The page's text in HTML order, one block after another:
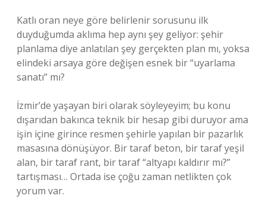
Katlı oran neye göre belirlenir sorusunu ilk
duyduğumda aklıma hep aynı şey geliyor: şehir
planlama diye anlatılan şey gerçekten plan mı, yoksa
elindeki arsaya göre değişen esnek bir “uyarlama
sanatı” mı?
İzmir’de yaşayan biri olarak söyleyeyim; bu konu
dışarıdan bakınca teknik bir hesap gibi duruyor ama
işin içine girince resmen şehirle yapılan bir pazarlık
masasına dönüşüyor. Bir taraf beton, bir taraf yeşil
alan, bir taraf rant, bir taraf “altyapı kaldırır mı?”
tartışması… Ortada ise çoğu zaman netlikten çok
yorum var.